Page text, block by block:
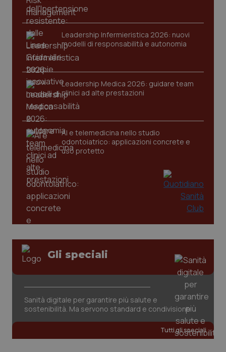
Leadership Infermieristica 2026: nuovi
modelli di responsabilità e autonomia
Leadership Medica 2026: guidare team
clinici ad alte prestazioni
AI e telemedicina nello studio
odontoiatrico: applicazioni concrete e
uso protetto
Gli speciali
Sanità digitale per garantire più salute e
sostenibilità. Ma servono standard e condivisione
Tutti gli speciali
CookieScriptConsent
tracking-sites-ironfish-
tracking-enable
www.quotidianosanita.it
tracking-sites-ironfish-
session-id
www.quotidianosanita.it
_ga
.quotidianosanita.it